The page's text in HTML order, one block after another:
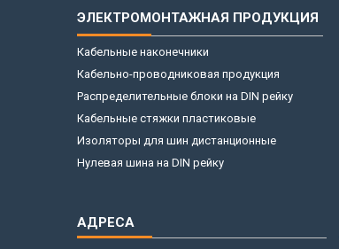
ЭЛЕКТРОМОНТАЖНАЯ ПРОДУКЦИЯ
Кабельные наконечники
Кабельно-проводниковая продукция
Распределительные блоки на DIN рейку
Кабельные стяжки пластиковые
Изоляторы для шин дистанционные
Нулевая шина на DIN рейку